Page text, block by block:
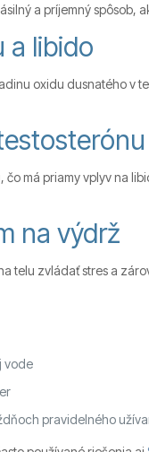
a príjemný spôsob,
a libido
oxidu dusnatého
má priamy vplyv na
na výdrž
telu zvládať stres a
vode
pravidelného